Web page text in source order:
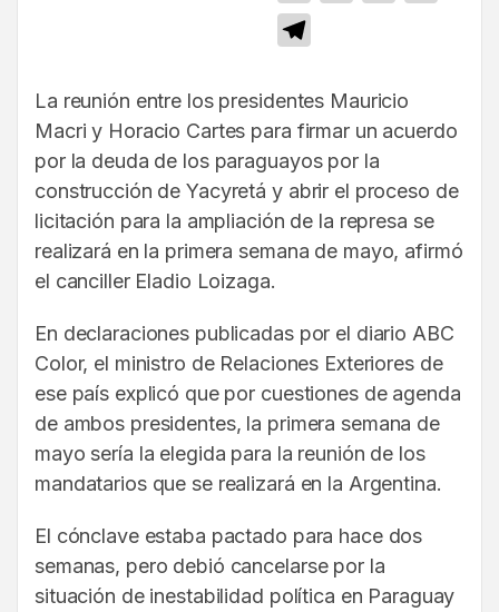
La reunión entre los presidentes Mauricio
Macri y Horacio Cartes para firmar un acuerdo
por la deuda de los paraguayos por la
construcción de Yacyretá y abrir el proceso de
licitación para la ampliación de la represa se
realizará en la primera semana de mayo, afirmó
el canciller Eladio Loizaga.
En declaraciones publicadas por el diario ABC
Color, el ministro de Relaciones Exteriores de
ese país explicó que por cuestiones de agenda
de ambos presidentes, la primera semana de
mayo sería la elegida para la reunión de los
mandatarios que se realizará en la Argentina.
El cónclave estaba pactado para hace dos
semanas, pero debió cancelarse por la
situación de inestabilidad política en Paraguay